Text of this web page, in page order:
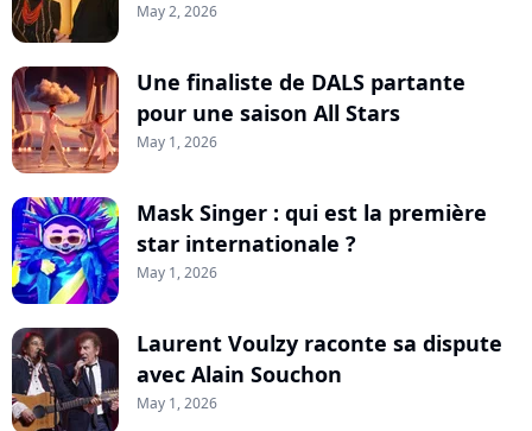
May 2, 2026
Une finaliste de DALS partante
pour une saison All Stars
May 1, 2026
Mask Singer : qui est la première
star internationale ?
May 1, 2026
Laurent Voulzy raconte sa dispute
avec Alain Souchon
May 1, 2026